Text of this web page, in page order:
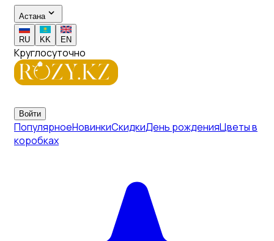
Астана
RU KK EN
Круглосуточно
Войти
ПопулярноеНовинкиСкидкиДень рожденияЦветы в
коробках